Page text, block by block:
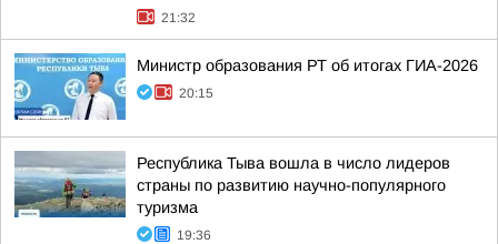
21:32
Министр образования РТ об итогах ГИА-2026
20:15
Республика Тыва вошла в число лидеров
страны по развитию научно-популярного
туризма
19:36